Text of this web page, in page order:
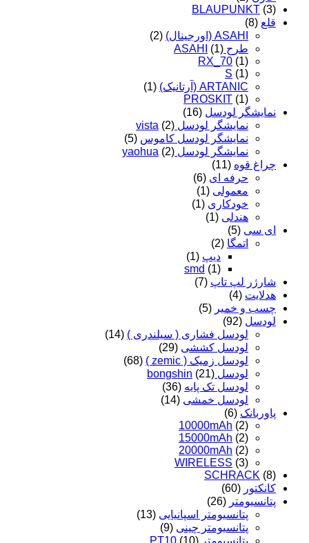
BLAUPUNKT (3)
قلع (8)
ASAHI (اورجینال)
(2)
طرح ASAHI (1)
RX_70 (1)
S (1)
ARTANIC (آرتانیک)
(1)
PROSKIT (1)
نمایشگر لودسل (16)
نمایشگر لودسل vista (2)
نمایشگر لودسل کاموس (5)
نمایشگر لودسل yaohua (2)
چراغ قوه (11)
حرفه ای (6)
معمولی (1)
خودکاری (1)
هندلی (1)
ای سی (5)
اتمگا (2)
دیپ (1)
smd (1)
شارژر لپ تاپ (7)
هدلایت (4)
چسب و خمیر (5)
لودسل (92)
لودسل فشاری ( سیلندری ) (14)
لودسل کششی (29)
لودسل زمیک ( zemic )
(68)
لودسل bongshin (21)
لودسل تک پایه (36)
لودسل خمشی (14)
پاوربانک (6)
10000mAh (2)
15000mAh (2)
20000mAh (2)
WIRELESS (3)
SCHRACK (8)
کانکتور (60)
پتانسیومتر (26)
پتانسیومتر اسپانیایی (13)
پتانسیومتر چینی (9)
پتانسیومتر PT10 (10)